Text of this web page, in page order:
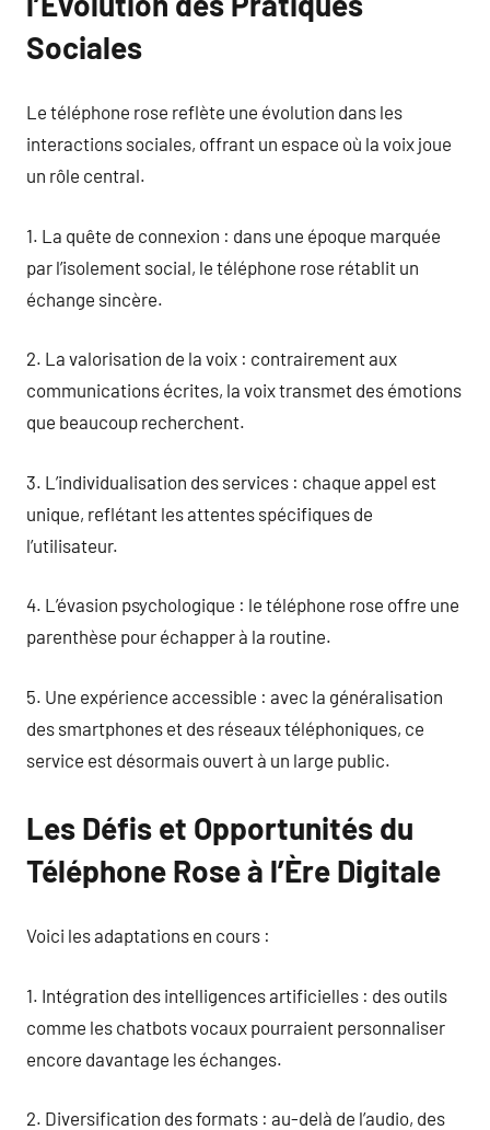
Sociales
Le téléphone rose reflète une évolution dans les
interactions sociales, offrant un espace où la voix joue
un rôle central.
1. La quête de connexion : dans une époque marquée
par l’isolement social, le téléphone rose rétablit un
échange sincère.
2. La valorisation de la voix : contrairement aux
communications écrites, la voix transmet des émotions
que beaucoup recherchent.
3. L’individualisation des services : chaque appel est
unique, reflétant les attentes spécifiques de
l’utilisateur.
4. L’évasion psychologique : le téléphone rose offre une
parenthèse pour échapper à la routine.
5. Une expérience accessible : avec la généralisation
des smartphones et des réseaux téléphoniques, ce
service est désormais ouvert à un large public.
Les Défis et Opportunités du
Téléphone Rose à l’Ère Digitale
Voici les adaptations en cours :
1. Intégration des intelligences artificielles : des outils
comme les chatbots vocaux pourraient personnaliser
encore davantage les échanges.
2. Diversification des formats : au-delà de l’audio, des